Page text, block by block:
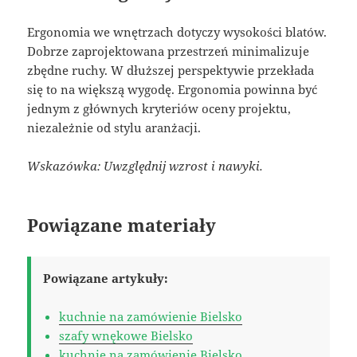
Ergonomia we wnętrzach dotyczy wysokości blatów.
Dobrze zaprojektowana przestrzeń minimalizuje
zbędne ruchy. W dłuższej perspektywie przekłada
się to na większą wygodę. Ergonomia powinna być
jednym z głównych kryteriów oceny projektu,
niezależnie od stylu aranżacji.
Wskazówka: Uwzględnij wzrost i nawyki.
Powiązane materiały
Powiązane artykuły:
kuchnie na zamówienie Bielsko
szafy wnękowe Bielsko